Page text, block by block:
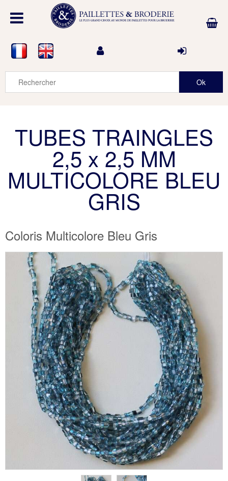
TUBES TRAINGLES
2,5 x 2,5 MM
MULTICOLORE BLEU
GRIS
Coloris Multicolore Bleu Gris